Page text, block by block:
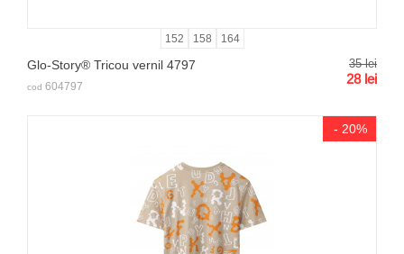
152 158 164
Glo-Story® Tricou vernil 4797 35 lei
28 lei
cod 604797
- 20%